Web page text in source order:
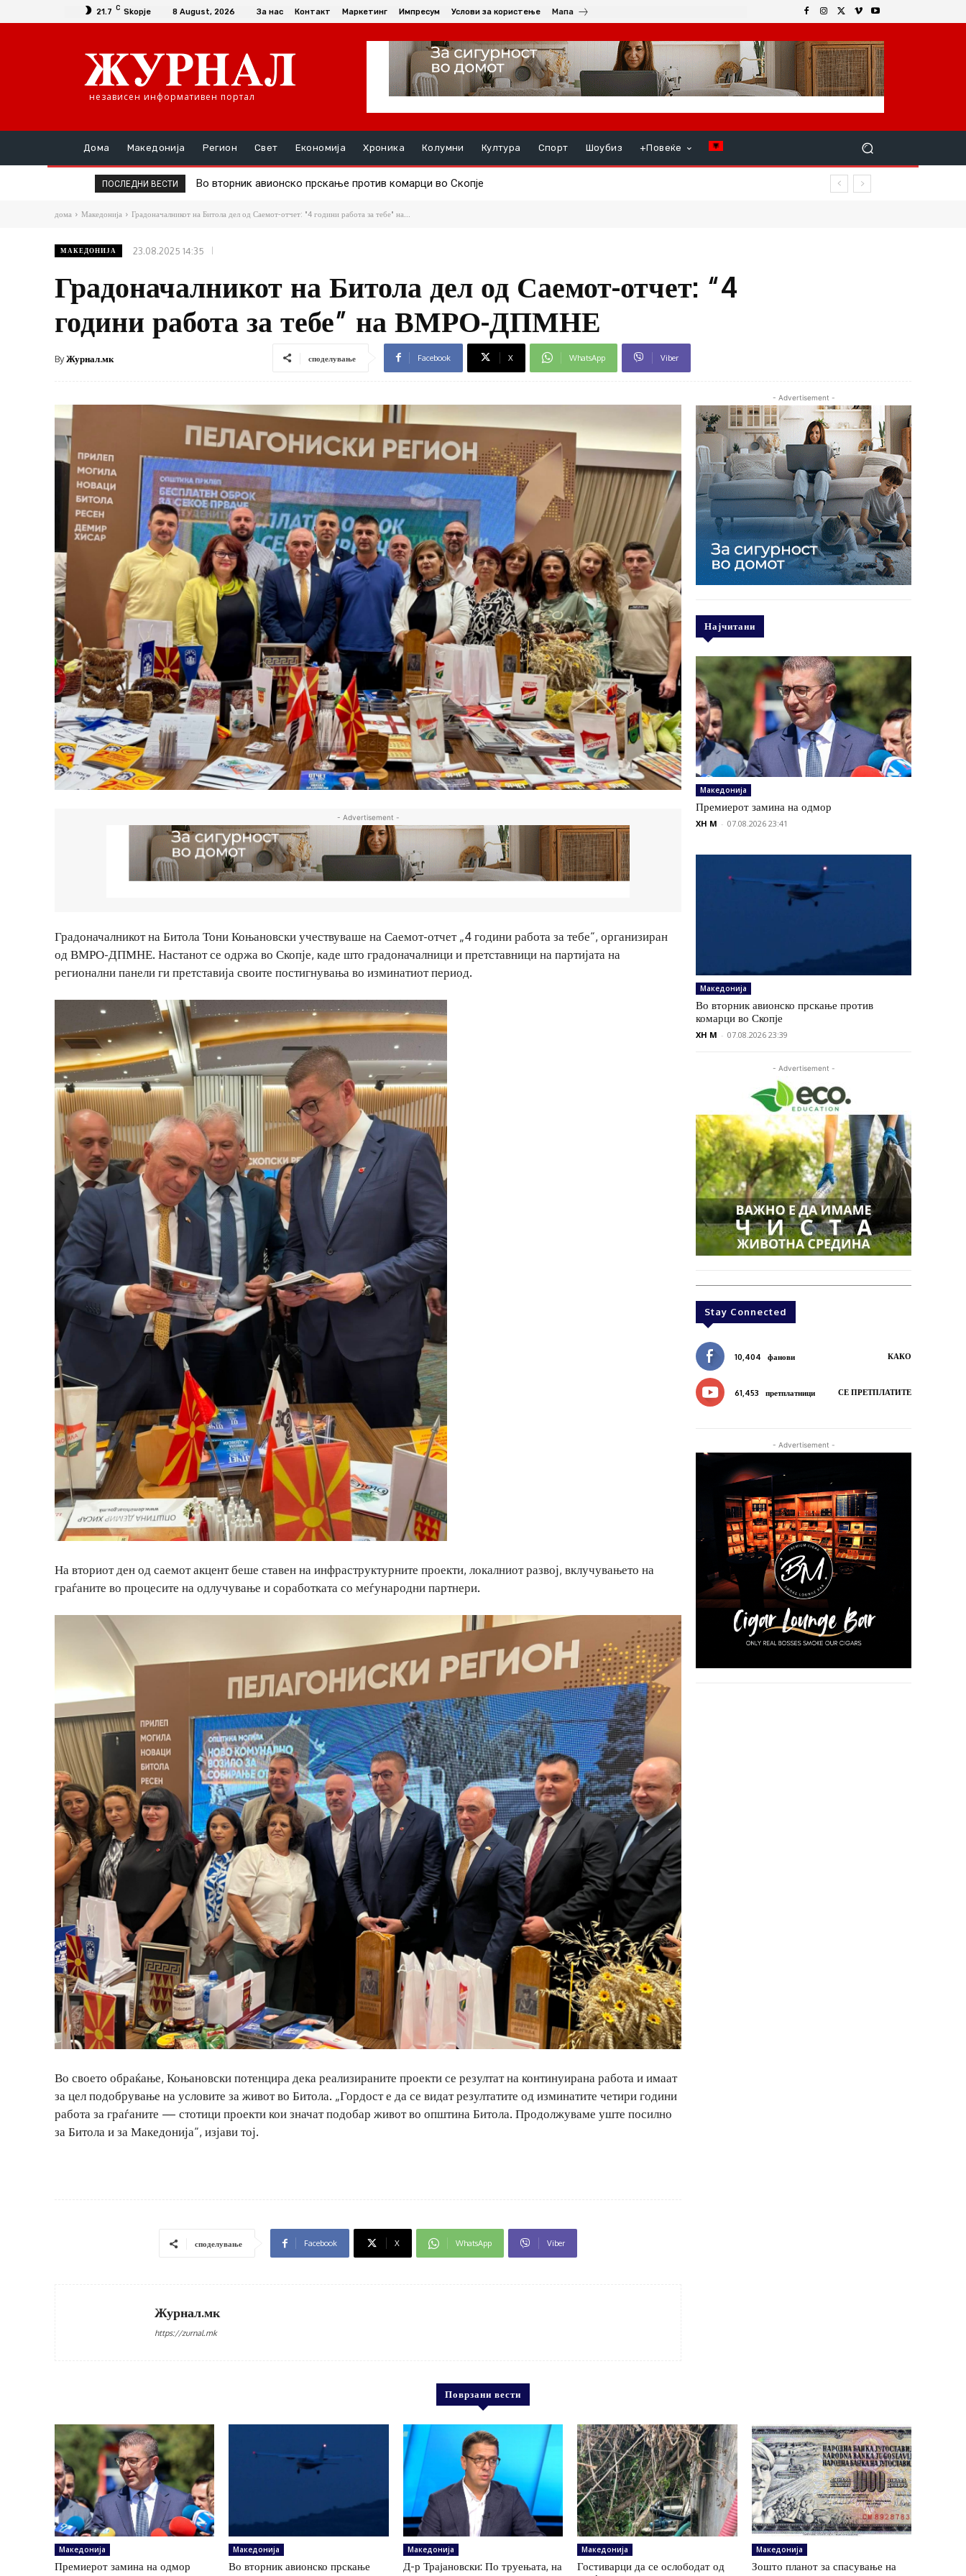
21.7 C Skopje 8 August, 2026 За нас Контакт Маркетинг Импресум Услови за користење Мапа
независен информативен портал
Дома Македонија Регион Свет Економија Хроника Колумни Култура Спорт Шоубиз +Повеќе
ПОСЛЕДНИ ВЕСТИ Д-р Трајановски: По труењата, на ред се хепатитите ако кризата со водата во Гостивар продолжи
дома Македонија Градоначалникот на Битола дел од Саемот-отчет: "4 години работа за тебе" на...
МАКЕДОНИЈА 23.08.2025 14:35
Градоначалникот на Битола дел од Саемот-отчет: “4
години работа за тебе” на ВМРО-ДПМНЕ
ByЖурнал.мк споделување Facebook X WhatsApp Viber
- Advertisement -
Градоначалникот на Битола Тони Коњановски учествуваше на Саемот-отчет „4 години работа за тебе“, организиран
од ВМРО-ДПМНЕ. Настанот се одржа во Скопје, каде што градоначалници и претставници на партијата на
регионални панели ги претставија своите постигнувања во изминатиот период.
На вториот ден од саемот акцент беше ставен на инфраструктурните проекти, локалниот развој, вклучувањето на
граѓаните во процесите на одлучување и соработката со меѓународни партнери.
Во своето обраќање, Коњановски потенцира дека реализираните проекти се резултат на континуирана работа и имаат
за цел подобрување на условите за живот во Битола. „Гордост е да се видат резултатите од изминатите четири години
работа за граѓаните — стотици проекти кои значат подобар живот во општина Битола. Продолжуваме уште посилно
за Битола и за Македонија“, изјави тој.
споделување Facebook X WhatsApp Viber
Журнал.мк
https://zurnal.mk
- Advertisement -
Најчитани
Македонија
Премиерот замина на одмор
XH M - 07.08.2026 23:41
Македонија
Во вторник авионско прскање против
комарци во Скопје
XH M - 07.08.2026 23:39
- Advertisement -
Stay Connected
10,404 фанови КАКО
61,453 претплатници СЕ ПРЕТПЛАТИТЕ
- Advertisement -
Поврзани вести
Македонија
Премиерот замина на одмор
Македонија
Во вторник авионско прскање
Македонија
Д-р Трајановски: По труењата, на
Македонија
Гостиварци да се ослободат од
Македонија
Зошто планот за спасување на